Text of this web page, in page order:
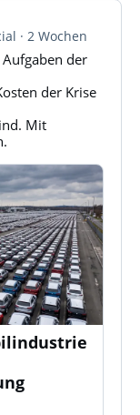
2 Wochen
der
der Krise
Mit